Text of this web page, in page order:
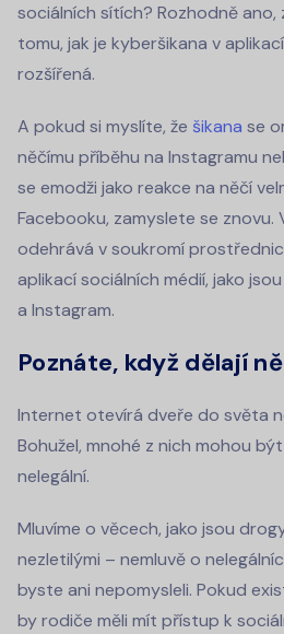
sociálních sítích? Rozhodně ano,
tomu, jak je kyberšikana v
rozšířená.
A pokud si myslíte, že šikana se
něčímu příběhu na Instagramu
se emodži jako reakce na něčí
Facebooku, zamyslete se znovu.
odehrává v soukromí
aplikací sociálních médií, jako
a Instagram.
Poznáte, když dělají
Internet otevírá dveře do světa
Bohužel, mnohé z nich mohou
nelegální.
Mluvíme o věcech, jako jsou
nezletilými – nemluvě o
byste ani nepomysleli. Pokud
by rodiče měli mít přístup k